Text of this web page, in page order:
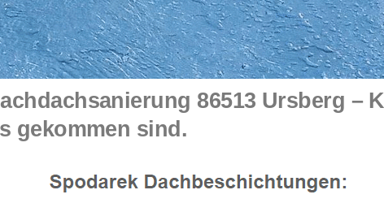
86513 Ursberg –
gekommen sind.